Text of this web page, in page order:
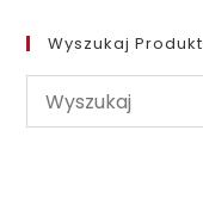
Wyszukaj Produkt